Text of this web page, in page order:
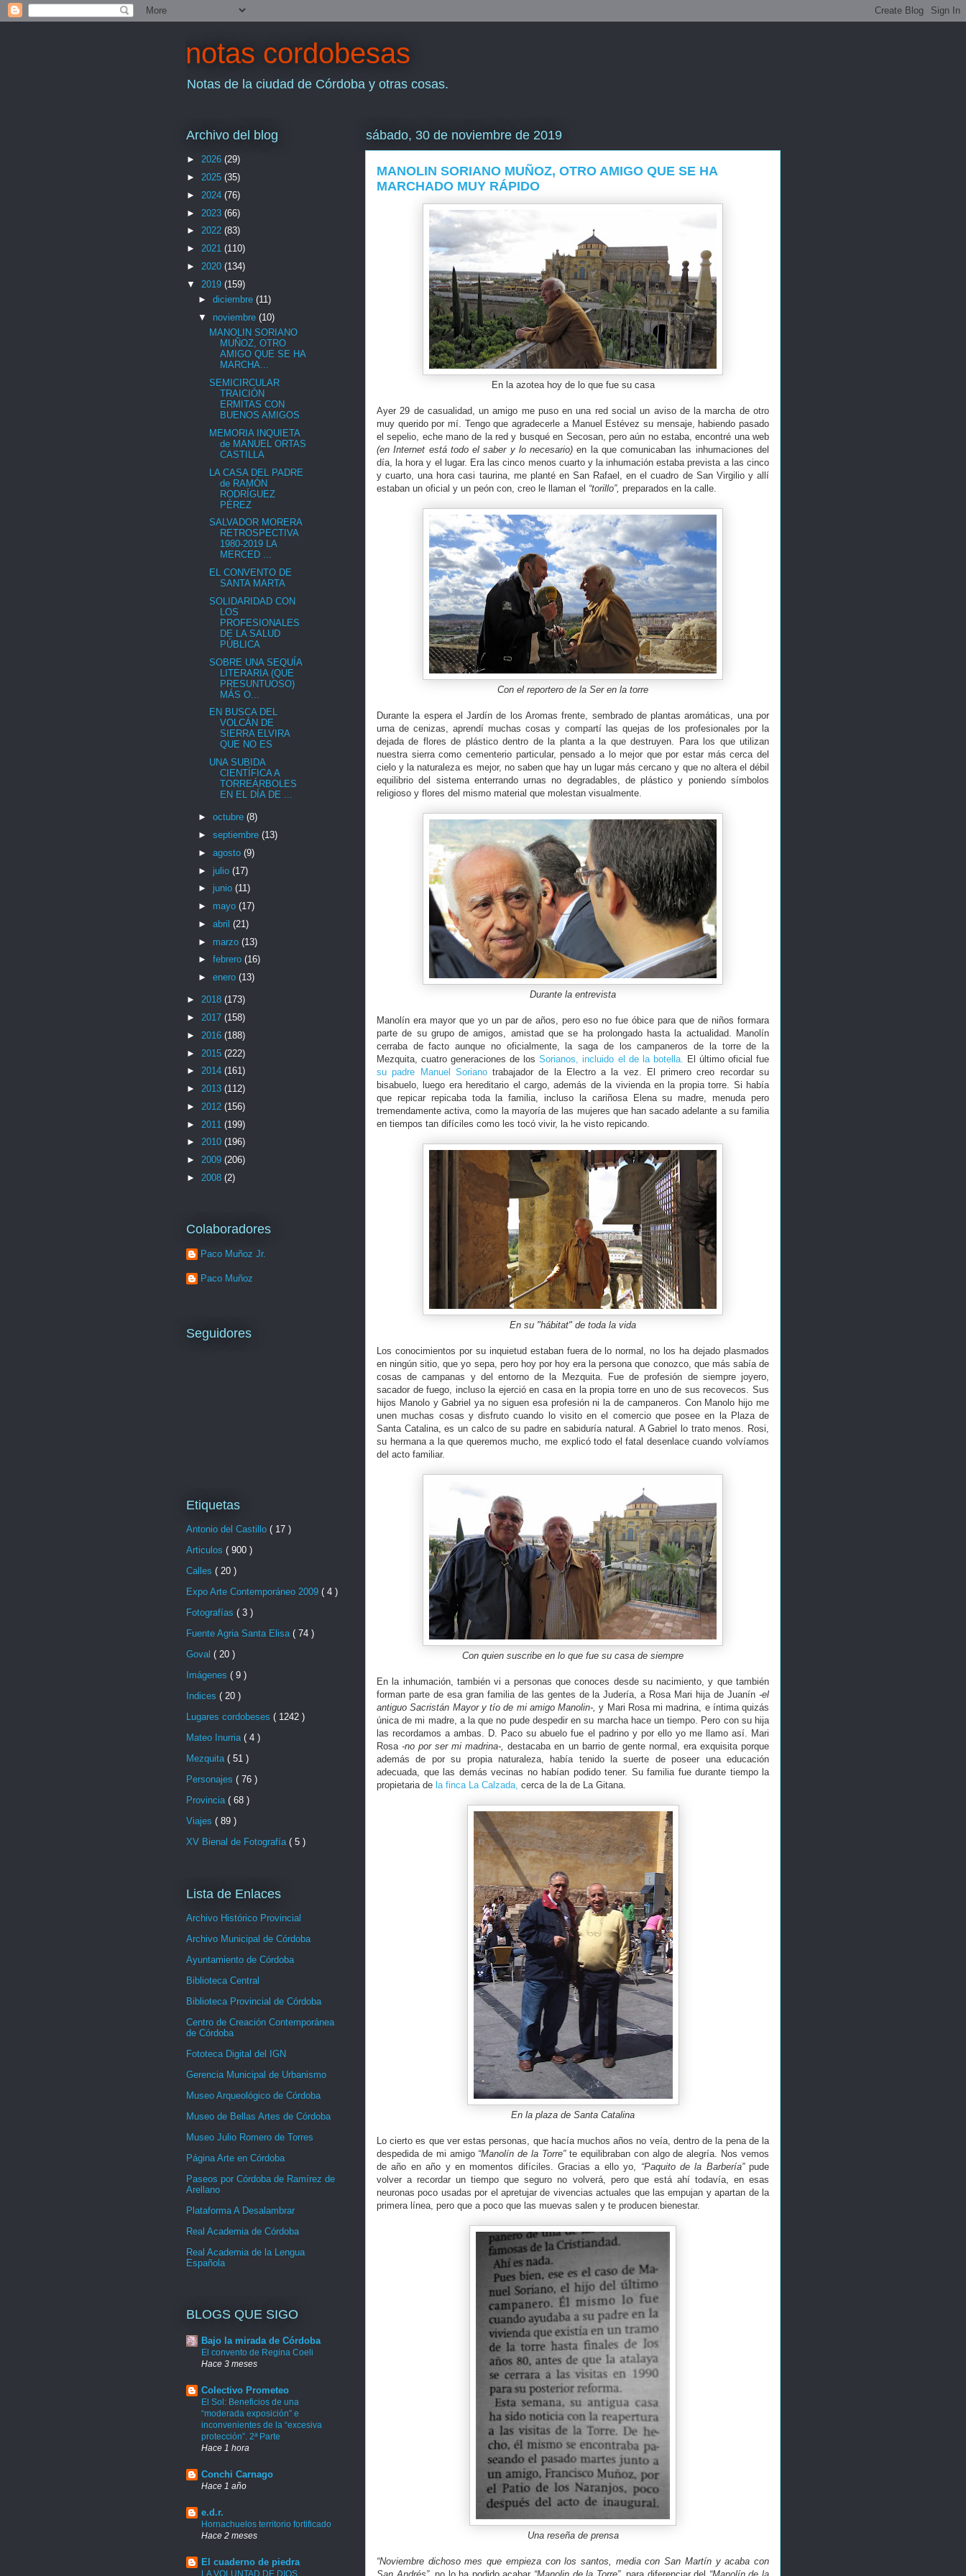
notas cordobesas
Notas de la ciudad de Córdoba y otras cosas.
sábado, 30 de noviembre de 2019
MANOLIN SORIANO MUÑOZ, OTRO AMIGO QUE SE HA
MARCHADO MUY RÁPIDO
En la azotea hoy de lo que fue su casa
Ayer 29 de casualidad, un amigo me puso en una red social un aviso de la marcha de otro
muy querido por mí. Tengo que agradecerle a Manuel Estévez su mensaje, habiendo pasado
el sepelio, eche mano de la red y busqué en Secosan, pero aún no estaba, encontré una web
(en Internet está todo el saber y lo necesario) en la que comunicaban las inhumaciones del
día, la hora y el lugar. Era las cinco menos cuarto y la inhumación estaba prevista a las cinco
y cuarto, una hora casi taurina, me planté en San Rafael, en el cuadro de San Virgilio y allí
estaban un oficial y un peón con, creo le llaman el “torillo”, preparados en la calle.
Con el reportero de la Ser en la torre
Durante la espera el Jardín de los Aromas frente, sembrado de plantas aromáticas, una por
urna de cenizas, aprendí muchas cosas y compartí las quejas de los profesionales por la
dejada de flores de plástico dentro de la planta a la que destruyen. Para los que utilizan
nuestra sierra como cementerio particular, pensado a lo mejor que por estar más cerca del
cielo y la naturaleza es mejor, no saben que hay un lugar más cercano y que no altera el débil
equilibrio del sistema enterrando urnas no degradables, de plástico y poniendo símbolos
religioso y flores del mismo material que molestan visualmente.
Durante la entrevista
Manolín era mayor que yo un par de años, pero eso no fue óbice para que de niños formara
parte de su grupo de amigos, amistad que se ha prolongado hasta la actualidad. Manolín
cerraba de facto aunque no oficialmente, la saga de los campaneros de la torre de la
Mezquita, cuatro generaciones de losSorianos, incluido el de la botella. El último oficial fue
su padre Manuel Sorianotrabajador de la Electro a la vez. El primero creo recordar su
bisabuelo, luego era hereditario el cargo, además de la vivienda en la propia torre. Si había
que repicar repicaba toda la familia, incluso la cariñosa Elena su madre, menuda pero
tremendamente activa, como la mayoría de las mujeres que han sacado adelante a su familia
en tiempos tan difíciles como les tocó vivir, la he visto repicando.
En su "hábitat" de toda la vida
Los conocimientos por su inquietud estaban fuera de lo normal, no los ha dejado plasmados
en ningún sitio, que yo sepa, pero hoy por hoy era la persona que conozco, que más sabía de
cosas de campanas y del entorno de la Mezquita. Fue de profesión de siempre joyero,
sacador de fuego, incluso la ejerció en casa en la propia torre en uno de sus recovecos. Sus
hijos Manolo y Gabriel ya no siguen esa profesión ni la de campaneros. Con Manolo hijo me
unen muchas cosas y disfruto cuando lo visito en el comercio que posee en la Plaza de
Santa Catalina, es un calco de su padre en sabiduría natural. A Gabriel lo trato menos. Rosi,
su hermana a la que queremos mucho, me explicó todo el fatal desenlace cuando volvíamos
del acto familiar.
Con quien suscribe en lo que fue su casa de siempre
En la inhumación, también vi a personas que conoces desde su nacimiento, y que también
forman parte de esa gran familia de las gentes de la Judería, a Rosa Mari hija de Juanín -el
antiguo Sacristán Mayor y tío de mi amigo Manolin-, y Mari Rosa mi madrina, e íntima quizás
única de mi madre, a la que no pude despedir en su marcha hace un tiempo. Pero con su hija
las recordamos a ambas. D. Paco su abuelo fue el padrino y por ello yo me llamo así. Mari
Rosa-no por ser mi madrina-, destacaba en un barrio de gente normal, era exquisita porque
además de por su propia naturaleza, había tenido la suerte de poseer una educación
adecuada, que las demás vecinas no habían podido tener. Su familia fue durante tiempo la
propietaria de la finca La Calzada, cerca de la de La Gitana.
En la plaza de Santa Catalina
Lo cierto es que ver estas personas, que hacía muchos años no veía, dentro de la pena de la
despedida de mi amigo “Manolín de la Torre”te equilibraban con algo de alegría. Nos vemos
de año en año y en momentos difíciles. Gracias a ello yo, “Paquito de la Barbería”pude
volver a recordar un tiempo que seguro no volverá, pero que está ahí todavía, en esas
neuronas poco usadas por el apretujar de vivencias actuales que las empujan y apartan de la
primera línea, pero que a poco que las muevas salen y te producen bienestar.
Una reseña de prensa
“Noviembre dichoso mes que empieza con los santos, media con San Martín y acaba con
Archivo del blog
► 2026 (29)
► 2025 (35)
► 2024 (76)
► 2023 (66)
► 2022 (83)
► 2021 (110)
► 2020 (134)
▼ 2019 (159)
► diciembre (11)
▼ noviembre (10)
MANOLIN SORIANO
MUÑOZ, OTRO
AMIGO QUE SE HA
MARCHA...
SEMICIRCULAR
TRAICIÓN
ERMITAS CON
BUENOS AMIGOS
MEMORIA INQUIETA
de MANUEL ORTAS
CASTILLA
LA CASA DEL PADRE
de RAMÓN
RODRÍGUEZ
PÉREZ
SALVADOR MORERA
RETROSPECTIVA
1980-2019 LA
MERCED ...
EL CONVENTO DE
SANTA MARTA
SOLIDARIDAD CON
LOS
PROFESIONALES
DE LA SALUD
PÚBLICA
SOBRE UNA SEQUÍA
LITERARIA (QUE
PRESUNTUOSO)
MÁS O...
EN BUSCA DEL
VOLCÁN DE
SIERRA ELVIRA
QUE NO ES
UNA SUBIDA
CIENTÍFICA A
TORREÁRBOLES
EN EL DÍA DE ...
► octubre (8)
► septiembre (13)
► agosto (9)
► julio (17)
► junio (11)
► mayo (17)
► abril (21)
► marzo (13)
► febrero (16)
► enero (13)
► 2018 (173)
► 2017 (158)
► 2016 (188)
► 2015 (222)
► 2014 (161)
► 2013 (112)
► 2012 (156)
► 2011 (199)
► 2010 (196)
► 2009 (206)
► 2008 (2)
Colaboradores
Paco Muñoz Jr.
Paco Muñoz
Seguidores
Etiquetas
Antonio del Castillo ( 17 )
Articulos ( 900 )
Calles ( 20 )
Expo Arte Contemporáneo 2009 ( 4 )
Fotografías ( 3 )
Fuente Agria Santa Elisa ( 74 )
Goval ( 20 )
Imágenes ( 9 )
Indices ( 20 )
Lugares cordobeses ( 1242 )
Mateo Inurria ( 4 )
Mezquita ( 51 )
Personajes ( 76 )
Provincia ( 68 )
Viajes ( 89 )
XV Bienal de Fotografía ( 5 )
Lista de Enlaces
Archivo Histórico Provincial
Archivo Municipal de Córdoba
Ayuntamiento de Córdoba
Biblioteca Central
Biblioteca Provincial de Córdoba
Centro de Creación Contemporánea
de Córdoba
Fototeca Digital del IGN
Gerencia Municipal de Urbanismo
Museo Arqueológico de Córdoba
Museo de Bellas Artes de Córdoba
Museo Julio Romero de Torres
Página Arte en Córdoba
Paseos por Córdoba de Ramírez de
Arellano
Plataforma A Desalambrar
Real Academia de Córdoba
Real Academia de la Lengua
Española
BLOGS QUE SIGO
Bajo la mirada de Córdoba
El convento de Regina Coeli
Hace 3 meses
Colectivo Prometeo
El Sol: Beneficios de una
“moderada exposición” e
inconvenientes de la “excesiva
protección”. 2ª Parte
Hace 1 hora
Conchi Carnago
Hace 1 año
e.d.r.
Hornachuelos territorio fortificado
Hace 2 meses
El cuaderno de piedra
LA VOLUNTAD DE DIOS